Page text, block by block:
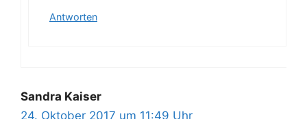
Antworten
Sandra Kaiser
24. Oktober 2017 um 11:49 Uhr